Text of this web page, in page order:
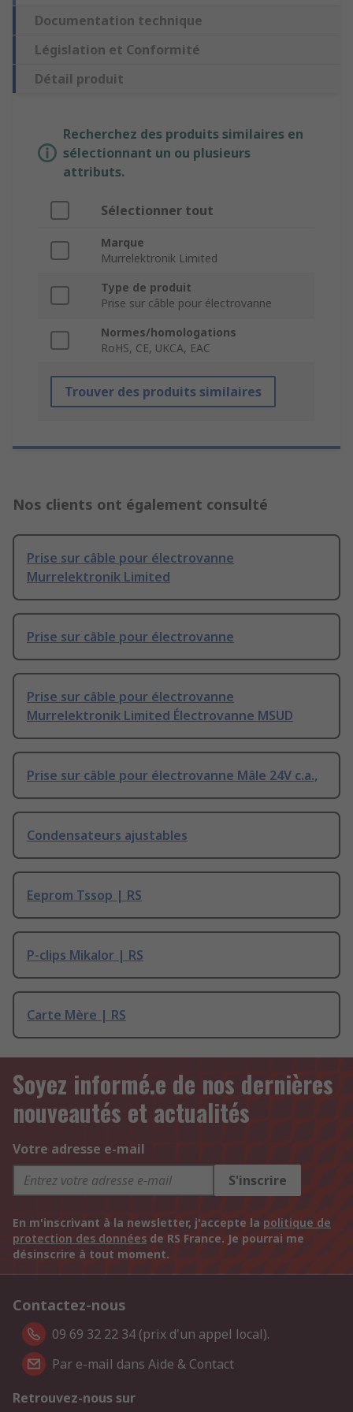
Documentation technique
Législation et Conformité
Détail produit
Recherchez des produits similaires en
sélectionnant un ou plusieurs
attributs.
Sélectionner tout
Marque
Murrelektronik Limited
Type de produit
Prise sur câble pour électrovanne
Normes/homologations
RoHS, CE, UKCA, EAC
Trouver des produits similaires
Nos clients ont également consulté
Prise sur câble pour électrovanne
Murrelektronik Limited
Prise sur câble pour électrovanne
Prise sur câble pour électrovanne
Murrelektronik Limited Électrovanne MSUD
Prise sur câble pour électrovanne Mâle 24V c.a.,
Condensateurs ajustables
Eeprom Tssop | RS
P-clips Mikalor | RS
Carte Mère | RS
Soyez informé.e de nos dernières
nouveautés et actualités
Votre adresse e-mail
S'inscrire
En m'inscrivant à la newsletter, j'accepte la politique de
protection des données de RS France. Je pourrai me
désinscrire à tout moment.
Contactez-nous
09 69 32 22 34 (prix d'un appel local).
Par e-mail dans Aide & Contact
Retrouvez-nous sur